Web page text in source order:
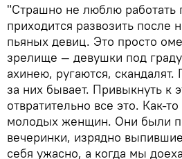
"Страшно не люблю работать
приходится развозить после
пьяных девиц. Это просто
зрелище — девушки под
ахинею, ругаются, скандалят.
за них бывает. Привыкнуть к
отвратительно все это. Как-
молодых женщин. Они были
вечеринки, изрядно
себя ужасно, а когда мы